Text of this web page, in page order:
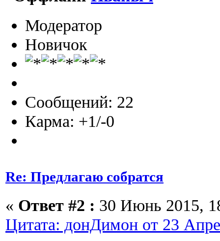
Модератор
Новичок
Сообщений: 22
Карма: +1/-0
Re: Предлагаю собратся
« Ответ #2 : 30 Июнь 2015,
Цитата: донДимон от 23